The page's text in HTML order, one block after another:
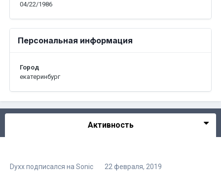
04/22/1986
Персональная информация
Город
екатеринбург
Активность
Dyxxподписался на Sonic 22 февраля, 2019